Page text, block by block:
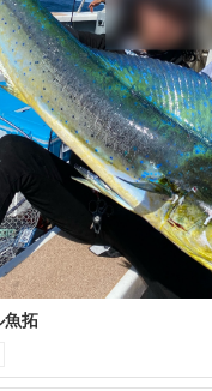
魚拓